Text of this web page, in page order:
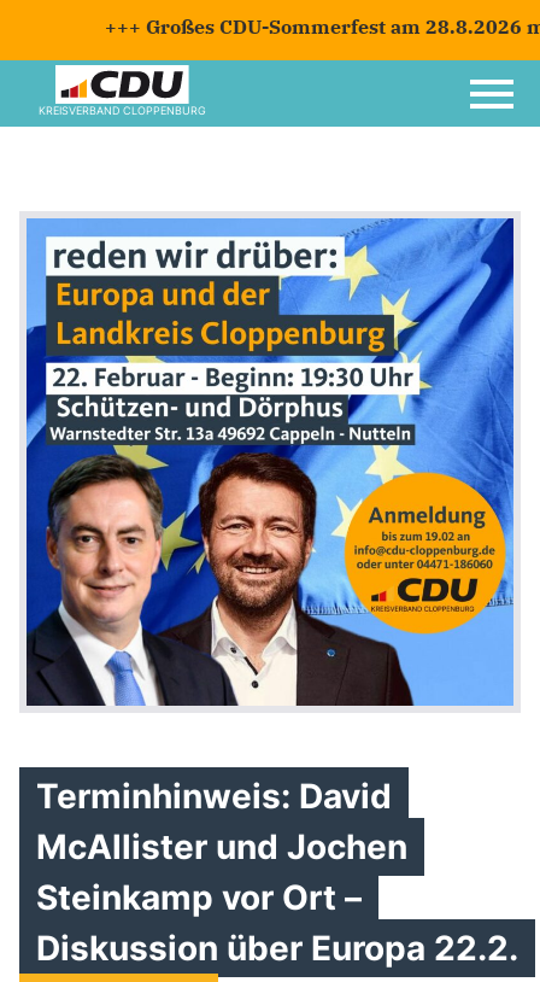
+++ Großes CDU-Sommerfest am 28.8.2026
KREISVERBAND CLOPPENBURG
Terminhinweis: David
McAllister und Jochen
Steinkamp vor Ort –
Diskussion über Europa 22.2.